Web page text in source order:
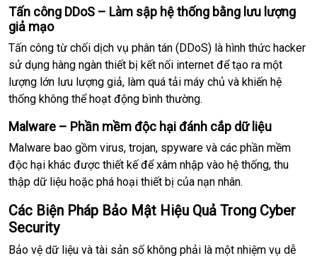
Tấn công DDoS – Làm sập hệ thống bằng lưu lượng
giả mạo
Tấn công từ chối dịch vụ phân tán (DDoS) là hình thức hacker
sử dụng hàng ngàn thiết bị kết nối internet để tạo ra một
lượng lớn lưu lượng giả, làm quá tải máy chủ và khiến hệ
thống không thể hoạt động bình thường.
Malware – Phần mềm độc hại đánh cắp dữ liệu
Malware bao gồm virus, trojan, spyware và các phần mềm
độc hại khác được thiết kế để xâm nhập vào hệ thống, thu
thập dữ liệu hoặc phá hoại thiết bị của nạn nhân.
Các Biện Pháp Bảo Mật Hiệu Quả Trong Cyber
Security
Bảo vệ dữ liệu và tài sản số không phải là một nhiệm vụ dễ